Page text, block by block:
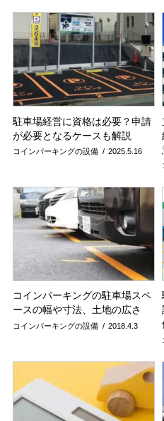
駐車場経営に資格は必要？申請
が必要となるケースも解説
2025.5.16
コインパーキングの設備
コインパーキングの駐車場スペ
ースの幅や寸法、土地の広さ
2018.4.3
コインパーキングの設備